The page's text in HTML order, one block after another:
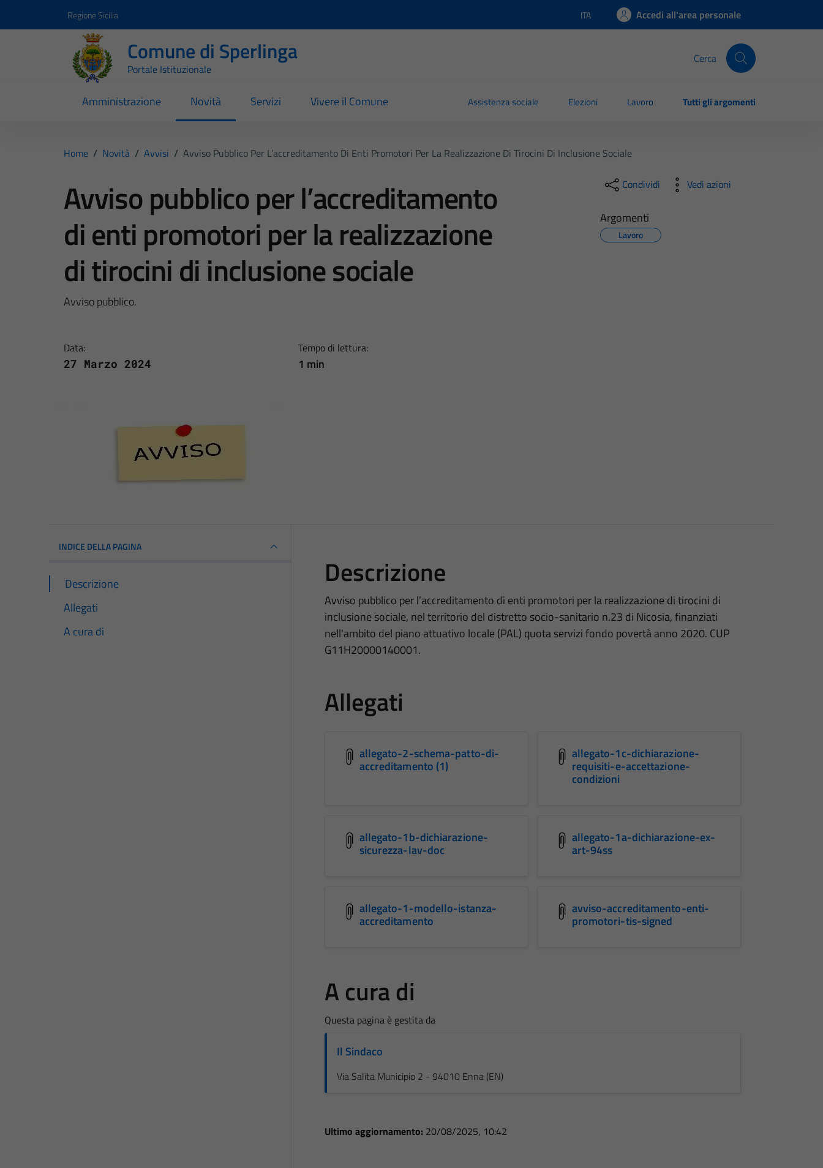
Regione Sicilia Lingua attiva:
ITA Accedi all'area personale
Comune di Sperlinga
Portale Istituzionale
Cerca
Amministrazione Novità Servizi Vivere il Comune Assistenza sociale Elezioni Lavoro Tutti gli argomenti
Home / Novità / Avvisi / Avviso Pubblico Per L’accreditamento Di Enti Promotori Per La Realizzazione Di Tirocini Di Inclusione Sociale
Avviso pubblico per l’accreditamento
di enti promotori per la realizzazione
di tirocini di inclusione sociale
Avviso pubblico.
Data:
27 Marzo 2024
Tempo di lettura:
1 min
Condividi Vedi azioni
Argomenti
Lavoro
INDICE DELLA PAGINA
Descrizione
Allegati
A cura di
Descrizione
Avviso pubblico per l’accreditamento di enti promotori per la realizzazione di tirocini di
inclusione sociale, nel territorio del distretto socio-sanitario n.23 di Nicosia, finanziati
nell'ambito del piano attuativo locale (PAL) quota servizi fondo povertà anno 2020. CUP
G11H20000140001.
Allegati
allegato-2-schema-patto-di-
accreditamento (1)
allegato-1c-dichiarazione-
requisiti-e-accettazione-
condizioni
allegato-1b-dichiarazione-
sicurezza-lav-doc
allegato-1a-dichiarazione-ex-
art-94ss
allegato-1-modello-istanza-
accreditamento
avviso-accreditamento-enti-
promotori-tis-signed
A cura di
Questa pagina è gestita da
Il Sindaco
Via Salita Municipio 2 - 94010 Enna (EN)
Ultimo aggiornamento: 20/08/2025, 10:42